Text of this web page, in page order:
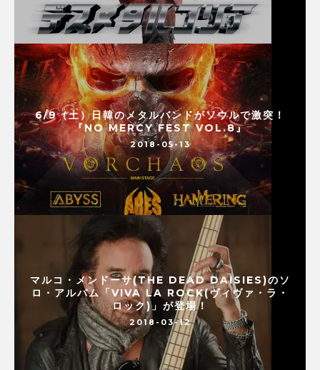
6/9（土）日韓のメタルバンドがソウルで激突！
『NO MERCY FEST VOL.8』
2018-05-13
マルコ・メンドーサ(THE DEAD DAISIES)のソ
ロ・アルバム「VIVA LA ROCK(ヴィヴァ・ラ・
ロック)」が登場！
2018-03-12